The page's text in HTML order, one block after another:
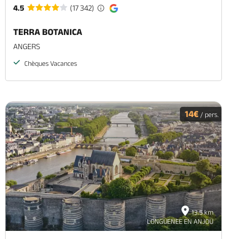
4.5 (17 342)
TERRA BOTANICA
ANGERS
Chèques Vacances
13.5 km
LONGUENEE EN ANJOU
14€ / pers.